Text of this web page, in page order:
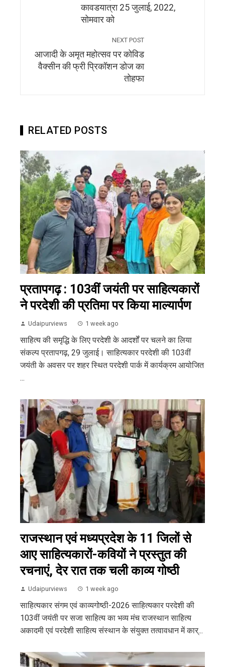
कावडयात्रा 25 जुलाई, 2022,
सोमवार को
NEXT POST
आजादी के अमृत महोत्सव पर कोविड
वैक्सीन की फ्री प्रिकॉशन डोज का
तोहफा
RELATED POSTS
प्रतापगढ़ : 103वीं जयंती पर साहित्यकारों
ने परदेशी की प्रतिमा पर किया माल्यार्पण
Udaipurviews 1 week ago
साहित्य की समृद्धि के लिए परदेशी के आदर्शों पर चलने का लिया
संकल्प प्रतापगढ़, 29 जुलाई। साहित्यकार परदेशी की 103वीं
जयंती के अवसर पर शहर स्थित परदेशी पार्क में कार्यक्रम आयोजित
...
राजस्थान एवं मध्यप्रदेश के 11 जिलों से
आए साहित्यकारों-कवियों ने प्रस्तुत की
रचनाएं, देर रात तक चली काव्य गोष्ठी
Udaipurviews 1 week ago
साहित्यकार संगम एवं काव्यगोष्ठी-2026 साहित्यकार परदेशी की
103वीं जयंती पर सजा साहित्य का भव्य मंच राजस्थान साहित्य
अकादमी एवं परदेशी साहित्य संस्थान के संयुक्त तत्वावधान में कार्...